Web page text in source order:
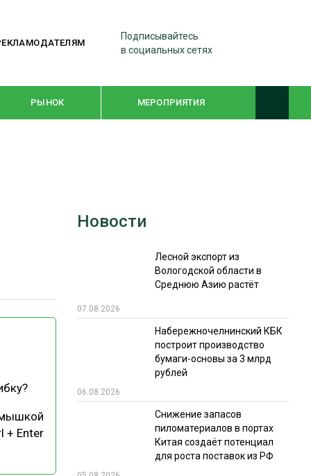
Подписывайтесь
в социальных сетях
РЫНОК МЕРОПРИЯТИЯ
WOODEX-2021
СУШКА ДРЕВЕСИНЫ
+ Enter
Новости
Лесной экспорт из
Вологодской области в
Среднюю Азию растёт
07.08.2026
Набережночелнинский КБК
построит производство
бумаги-основы за 3 млрд
рублей
06.08.2026
Снижение запасов
пиломатериалов в портах
Китая создаёт потенциал
для роста поставок из РФ